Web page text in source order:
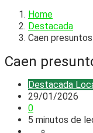
Home
Destacada
Caen
Caen
Destacada
29/01/2026
0
5 minutos de